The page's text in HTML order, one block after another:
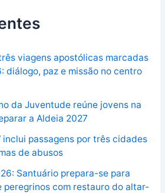
viagens apostólicas marcadas
diálogo, paz e missão no centro
da Juventude reúne jovens na
a Aldeia 2027
inclui passagens por três cidades
de abusos
Santuário prepara-se para
peregrinos com restauro do altar-